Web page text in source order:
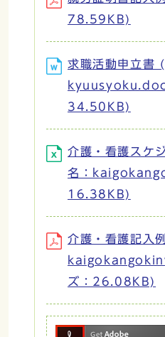
78.59KB)
求職活動申立書 (
kyuusyoku.doc
34.50KB)
介護・看護スケ
名：
16.38KB)
介護・看護記入
ズ：26.08KB)